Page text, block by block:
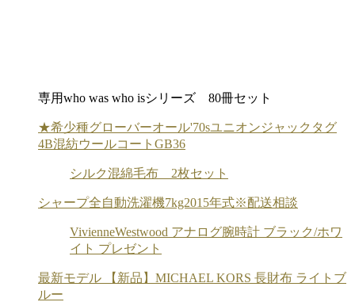
専用who was who isシリーズ 80冊セット
★希少種グローバーオール'70sユニオンジャックタグ
4B混紡ウールコートGB36
シルク混綿毛布 2枚セット
シャープ全自動洗濯機7kg2015年式※配送相談
VivienneWestwood アナログ腕時計 ブラック/ホワ
イト プレゼント
最新モデル 【新品】MICHAEL KORS 長財布 ライトブ
ルー